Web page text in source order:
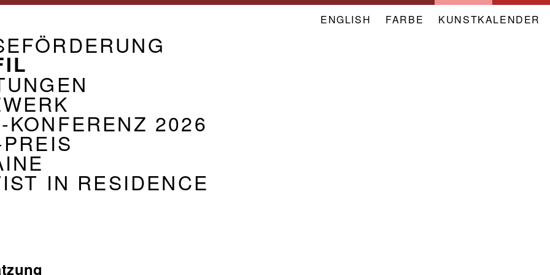
KONFERENZ 2026
IN RESIDENCE
ENGLISH FARBE NAVIGATION
KUNSTKALENDER